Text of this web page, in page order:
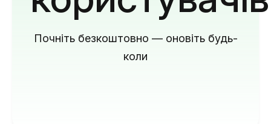
Почніть безкоштовно — оновіть будь-
коли